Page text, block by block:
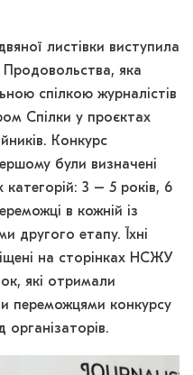
листівки виступила
Продовольства, яка
спілкою журналістів
Спілки у проєктах
Конкурс
були визначені
категорій: 3 – 5 років, 6
в кожній із
другого етапу. Їхні
на сторінках НСЖУ
які отримали
переможцями конкурсу
організаторів.